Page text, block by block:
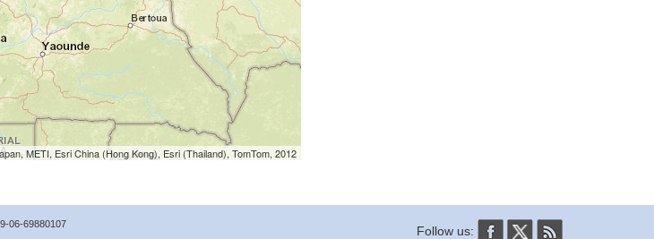
METI, Esri China (Hong Kong), Esri (Thailand), TomTom, 2012
06-69880107
Follow us: